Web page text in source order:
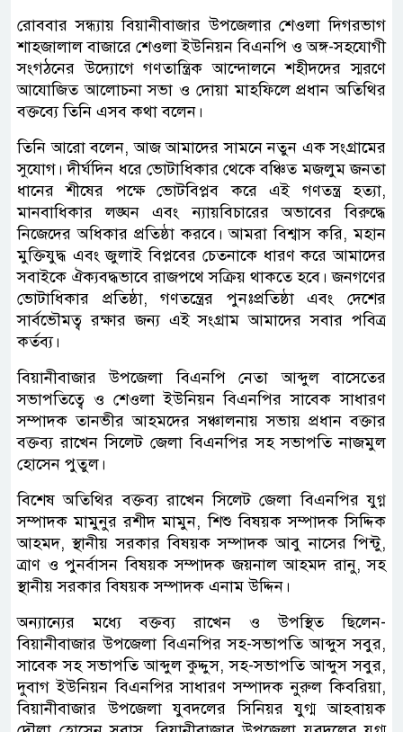
রোববার সন্ধ্যায় বিয়ানীবাজার উপজেলার শেওলা দিগরভাগ
শাহজালাল বাজারে শেওলা ইউনিয়ন বিএনপি ও অঙ্গ-সহযোগী
সংগঠনের উদ্যোগে গণতান্ত্রিক আন্দোলনে শহীদদের স্মরণে
আযোজিত আলোচনা সভা ও দোয়া মাহফিলে প্রধান অতিথির
বক্তব্যে তিনি এসব কথা বলেন।
তিনি আরো বলেন, আজ আমাদের সামনে নতুন এক সংগ্রামের
সুযোগ। দীর্ঘদিন ধরে ভোটাধিকার থেকে বঞ্চিত মজলুম জনতা
ধানের শীষের পক্ষে ভোটবিপ্লব করে এই গণতন্ত্র হত্যা,
মানবাধিকার লঙ্ঘন এবং ন্যায়বিচারের অভাবের বিরুদ্ধে
নিজেদের অধিকার প্রতিষ্ঠা করবে। আমরা বিশ্বাস করি, মহান
মুক্তিযুদ্ধ এবং জুলাই বিপ্লবের চেতনাকে ধারণ করে আমাদের
সবাইকে ঐক্যবদ্ধভাবে রাজপথে সক্রিয় থাকতে হবে। জনগণের
ভোটাধিকার প্রতিষ্ঠা, গণতন্ত্রের পুনঃপ্রতিষ্ঠা এবং দেশের
সার্বভৌমত্ব রক্ষার জন্য এই সংগ্রাম আমাদের সবার পবিত্র
কর্তব্য।
বিয়ানীবাজার উপজেলা বিএনপি নেতা আব্দুল বাসেতের
সভাপতিত্বে ও শেওলা ইউনিয়ন বিএনপির সাবেক সাধারণ
সম্পাদক তানভীর আহমদের সঞ্চালনায় সভায় প্রধান বক্তার
বক্তব্য রাখেন সিলেট জেলা বিএনপির সহ সভাপতি নাজমুল
হোসেন পুতুল।
বিশেষ অতিথির বক্তব্য রাখেন সিলেট জেলা বিএনপির যুগ্ন
সম্পাদক মামুনুর রশীদ মামুন, শিশু বিষয়ক সম্পাদক সিদ্দিক
আহমদ, স্থানীয় সরকার বিষয়ক সম্পাদক আবু নাসের পিন্টু,
ত্রাণ ও পুনর্বাসন বিষয়ক সম্পাদক জয়নাল আহমদ রানু, সহ
স্থানীয় সরকার বিষয়ক সম্পাদক এনাম উদ্দিন।
অন্যান্যের মধ্যে বক্তব্য রাখেন ও উপস্থিত ছিলেন-
বিয়ানীবাজার উপজেলা বিএনপির সহ-সভাপতি আব্দুস সবুর,
সাবেক সহ সভাপতি আব্দুল কুদ্দুস, সহ-সভাপতি আব্দুস সবুর,
দুবাগ ইউনিয়ন বিএনপির সাধারণ সম্পাদক নুরুল কিবরিয়া,
বিয়ানীবাজার উপজেলা যুবদলের সিনিয়র যুগ্ম আহবায়ক